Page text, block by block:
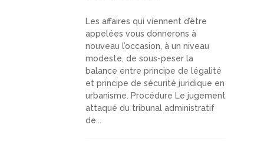
Les affaires qui viennent d’être
appelées vous donnerons à
nouveau l’occasion, à un niveau
modeste, de sous-peser la
balance entre principe de légalité
et principe de sécurité juridique en
urbanisme. Procédure Le jugement
attaqué du tribunal administratif
de...